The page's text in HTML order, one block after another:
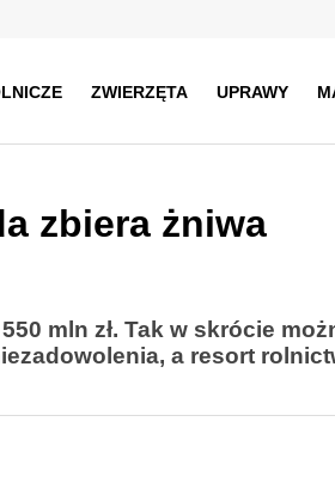
ZWIERZĘTA UPRAWY
zbiera żniwa
mln zł. Tak w skrócie
a resort